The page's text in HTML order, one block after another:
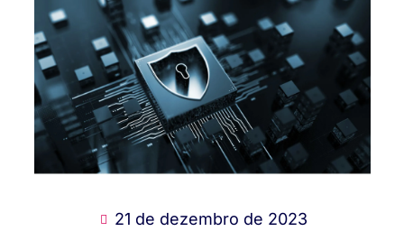
21 de dezembro de 2023